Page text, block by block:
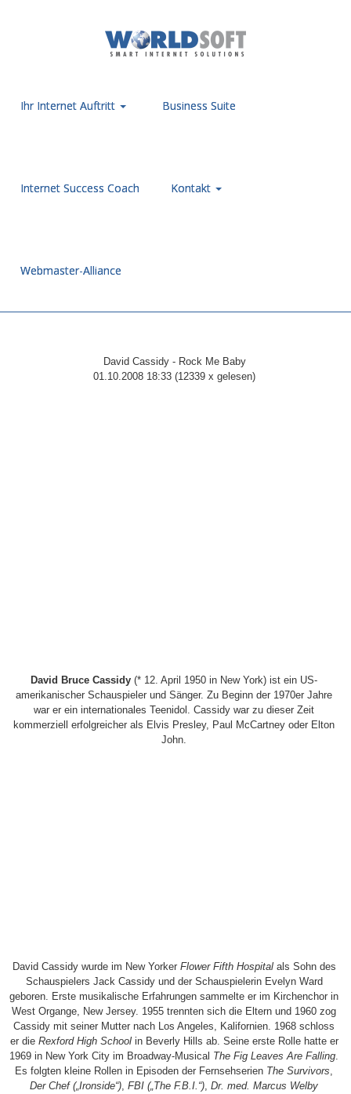
Ihr Internet Auftritt Business Suite
Internet Success Coach Kontakt
Webmaster-Alliance
David Cassidy - Rock Me Baby
01.10.2008 18:33 (12339 x gelesen)
David Bruce Cassidy (* 12. April 1950 in New York) ist ein US-
amerikanischer Schauspieler und Sänger. Zu Beginn der 1970er Jahre
war er ein internationales Teenidol. Cassidy war zu dieser Zeit
kommerziell erfolgreicher als Elvis Presley, Paul McCartney oder Elton
John.
David Cassidy wurde im New Yorker Flower Fifth Hospitalals Sohn des
Schauspielers Jack Cassidy und der Schauspielerin Evelyn Ward
geboren. Erste musikalische Erfahrungen sammelte er im Kirchenchor in
West Organge, New Jersey. 1955 trennten sich die Eltern und 1960 zog
Cassidy mit seiner Mutter nach Los Angeles, Kalifornien. 1968 schloss
er die Rexford High Schoolin Beverly Hills ab. Seine erste Rolle hatte er
1969 in New York City im Broadway-Musical The Fig Leaves Are Falling.
Es folgten kleine Rollen in Episoden der Fernsehserien The Survivors,
Der Chef („Ironside“),FBI („The F.B.I.“),Dr. med. Marcus Welby